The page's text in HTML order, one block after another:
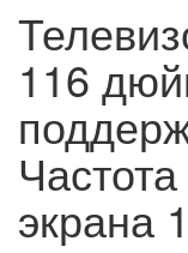
116
экрана